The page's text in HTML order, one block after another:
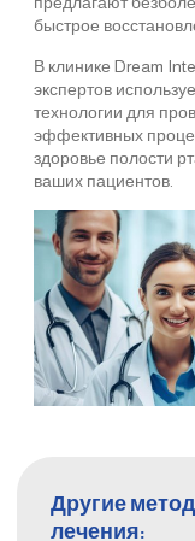
быстрое
В клинике Dream
экспертов
технологии для
эффективных
здоровье полости
ваших пациентов.
Другие
лечения: